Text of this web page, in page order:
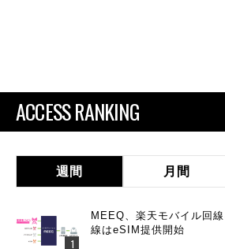
ACCESS RANKING
週間 月間
MEEQ、楽天モバイル回
線はeSIM提供開始